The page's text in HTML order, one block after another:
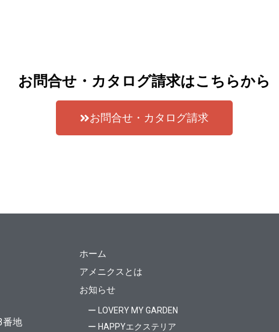
お問合せ・カタログ請求はこちらから
お問合せ・カタログ請求
番地
ホーム
アメニクスとは
お知らせ
ー LOVERY MY GARDEN
ー HAPPYエクステリア